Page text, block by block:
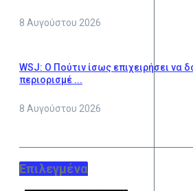
8 Αυγούστου 2026
WSJ: Ο Πούτιν ίσως επιχειρήσει να
περιορισμέ ...
8 Αυγούστου 2026
Επιλεγμένα